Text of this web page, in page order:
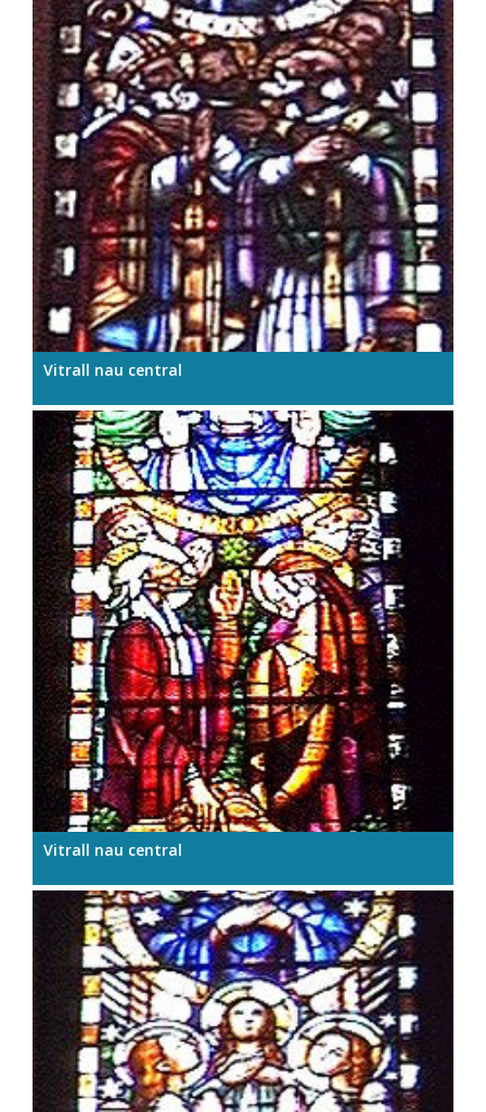
Vitrall nau central
Vitrall nau central